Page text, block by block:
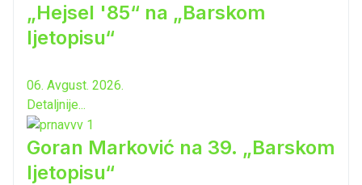
„Hejsel '85“ na „Barskom
ljetopisu“
06. Avgust. 2026.
Detaljnije...
Goran Marković na 39. „Barskom
ljetopisu“